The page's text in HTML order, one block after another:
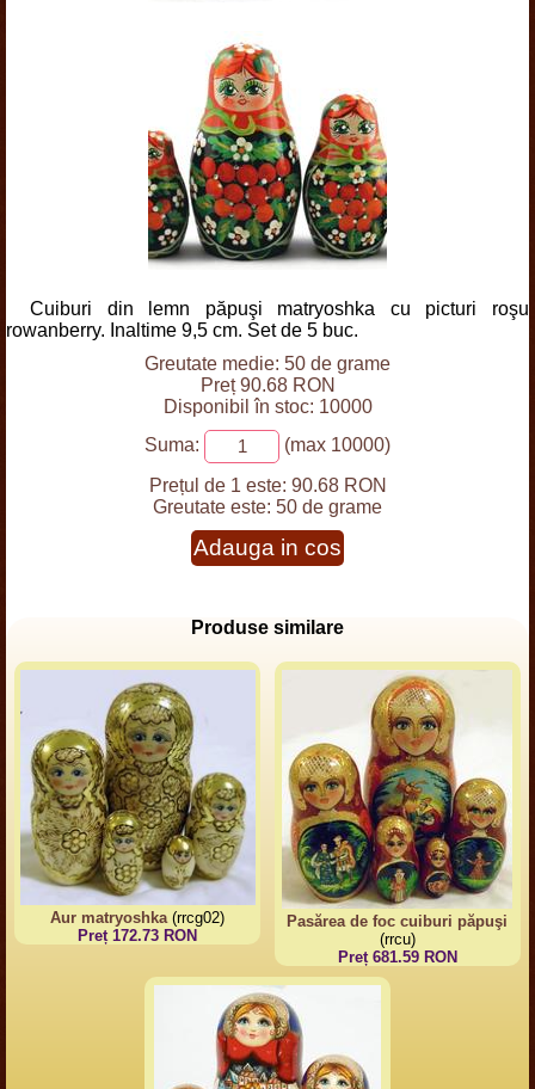
Cuiburi din lemn păpuşi matryoshka cu picturi roşu
rowanberry. Inaltime 9,5 cm. Set de 5 buc.
Greutate medie: 50 de grame
Preț 90.68 RON
Disponibil în stoc: 10000
Suma:
(max 10000)
Prețul de 1 este: 90.68 RON
Greutate este: 50 de grame
Adauga in cos
Produse similare
Aur matryoshka(rrcg02)
Preț 172.73 RON
Pasărea de foc cuiburi păpuşi
(rrcu)
Preț 681.59 RON